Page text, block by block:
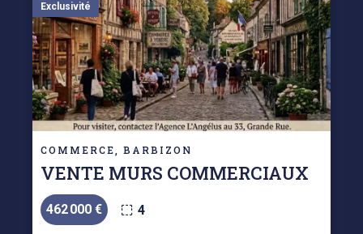
COMMERCE, BARBIZON
VENTE MURS COMMERCIAUX
462 000 € 4
Exclusivité